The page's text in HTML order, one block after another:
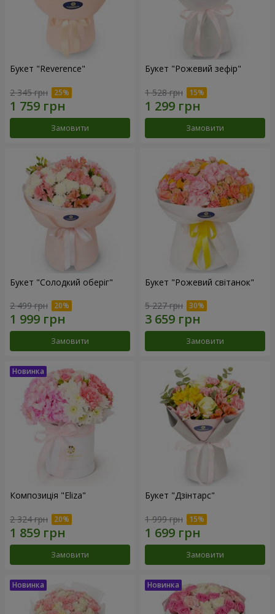
Букет "Reverence"
2 345 грн
Замовити
Букет "Рожевий зефір"
1 528 грн
Замовити
Букет "Солодкий оберіг"
2 499 грн
Замовити
Букет "Рожевий світанок"
5 227 грн
Замовити
Композиція "Eliza"
2 324 грн
Замовити
Букет "Дзінтарс"
1 999 грн
Замовити